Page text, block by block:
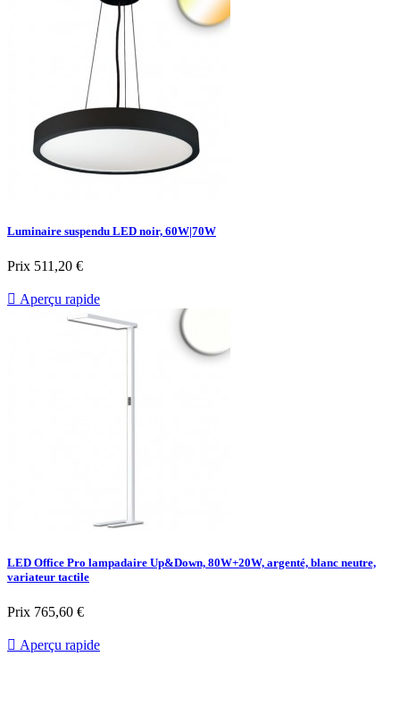
Luminaire suspendu LED noir, 60W|70W
Prix 511,20 €
 Aperçu rapide
LED Office Pro lampadaire Up&Down, 80W+20W, argenté, blanc neutre,
variateur tactile
Prix 765,60 €
 Aperçu rapide